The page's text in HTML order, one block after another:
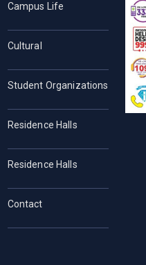
Campus Life
Cultural
Student Organizations
Residence Halls
Residence Halls
Contact